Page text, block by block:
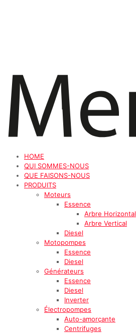
HOME
QUI SOMMES-NOUS
QUE FAISONS-NOUS
PRODUITS
Moteurs
Essence
Arbre Horizontal
Arbre Vertical
Diesel
Motopompes
Essence
Diesel
Générateurs
Essence
Diesel
Inverter
Électropompes
Auto-amorçante
Centrifuges